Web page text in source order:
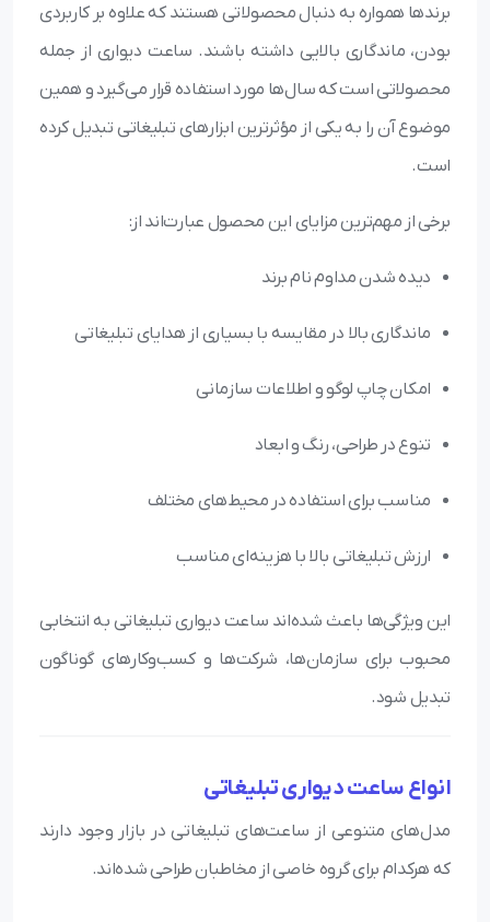
برندها همواره به دنبال محصولاتی هستند که علاوه بر کاربردی
بودن، ماندگاری بالایی داشته باشند. ساعت دیواری از جمله
محصولاتی است که سال‌ها مورد استفاده قرار می‌گیرد و همین
موضوع آن را به یکی از مؤثرترین ابزارهای تبلیغاتی تبدیل کرده
است.
برخی از مهم‌ترین مزایای این محصول عبارت‌اند از:
دیده شدن مداوم نام برند
ماندگاری بالا در مقایسه با بسیاری از هدایای تبلیغاتی
امکان چاپ لوگو و اطلاعات سازمانی
تنوع در طراحی، رنگ و ابعاد
مناسب برای استفاده در محیط‌های مختلف
ارزش تبلیغاتی بالا با هزینه‌ای مناسب
این ویژگی‌ها باعث شده‌اند ساعت دیواری تبلیغاتی به انتخابی
محبوب برای سازمان‌ها، شرکت‌ها و کسب‌وکارهای گوناگون
تبدیل شود.
انواع ساعت دیواری تبلیغاتی
مدل‌های متنوعی از ساعت‌های تبلیغاتی در بازار وجود دارند
که هرکدام برای گروه خاصی از مخاطبان طراحی شده‌اند.